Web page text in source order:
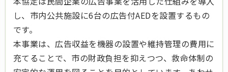
し、市内公共施設に6台の広告付AEDを設置するもの
です。
本事業は、広告収益を機器の設置や維持管理の費用に
充てることで、市の財政負担を抑えつつ、救命体制の